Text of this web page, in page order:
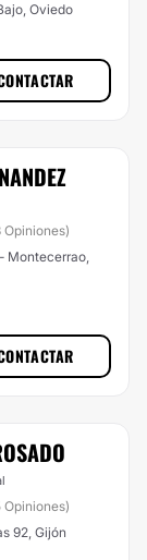
Oviedo
Opiniones)
Montecerrao,
Opiniones)
92, Gijón